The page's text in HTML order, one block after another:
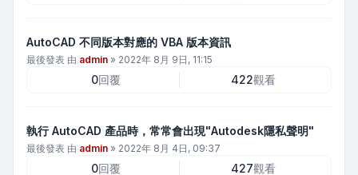
AutoCAD 不同版本對應的 VBA 版本資訊
最後發表 由 admin » 2022年 8月 9日, 11:15
0回覆 422觀看
執行 AutoCAD 產品時，常常會出現"Autodesk隱私聲明"
最後發表 由 admin » 2022年 8月 4日, 09:37
0回覆 427觀看